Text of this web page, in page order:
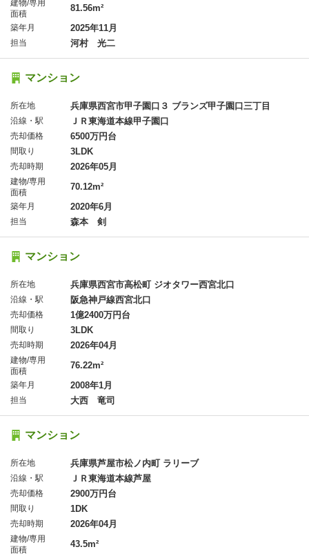
建物/専用
面積
81.56m²
築年月 2025年11月
担当 河村 光二
マンション
所在地 兵庫県西宮市甲子園口３ ブランズ甲子園口三丁目
沿線・駅 ＪＲ東海道本線甲子園口
売却価格 6500万円台
間取り 3LDK
売却時期 2026年05月
建物/専用
面積
70.12m²
築年月 2020年6月
担当 森本 剣
マンション
所在地 兵庫県西宮市高松町 ジオタワー西宮北口
沿線・駅 阪急神戸線西宮北口
売却価格 1億2400万円台
間取り 3LDK
売却時期 2026年04月
建物/専用
面積
76.22m²
築年月 2008年1月
担当 大西 竜司
マンション
所在地 兵庫県芦屋市松ノ内町 ラリーブ
沿線・駅 ＪＲ東海道本線芦屋
売却価格 2900万円台
間取り 1DK
売却時期 2026年04月
建物/専用
面積
43.5m²